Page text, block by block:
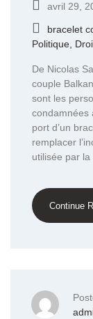
avril 29,
bracelet
Politique,
De Nicolas
couple
sont les
condamnées
port d’un
remplacer
utilisée par
Continue